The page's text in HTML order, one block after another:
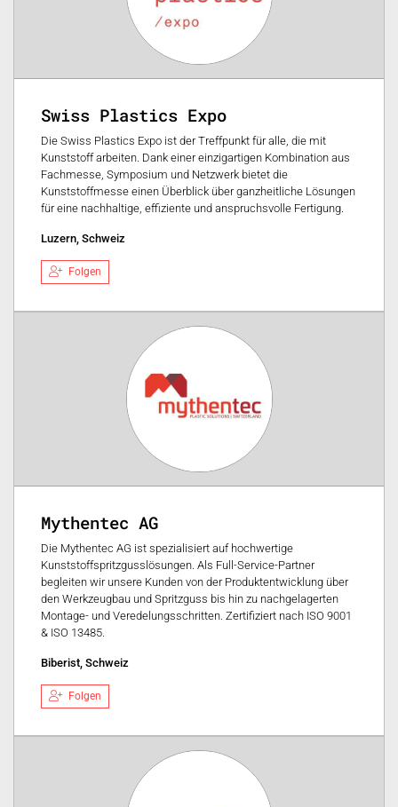
Swiss Plastics Expo
Die Swiss Plastics Expo ist der Treffpunkt für alle, die mit
Kunststoff arbeiten. Dank einer einzigartigen Kombination aus
Fachmesse, Symposium und Netzwerk bietet die
Kunststoffmesse einen Überblick über ganzheitliche Lösungen
für eine nachhaltige, effiziente und anspruchsvolle Fertigung.
Luzern, Schweiz
Folgen
Mythentec AG
Die Mythentec AG ist spezialisiert auf hochwertige
Kunststoffspritzgusslösungen. Als Full-Service-Partner
begleiten wir unsere Kunden von der Produktentwicklung über
den Werkzeugbau und Spritzguss bis hin zu nachgelagerten
Montage- und Veredelungsschritten. Zertifiziert nach ISO 9001
& ISO 13485.
Biberist, Schweiz
Folgen